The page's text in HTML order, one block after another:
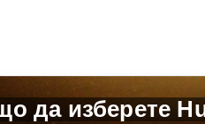
да изберете